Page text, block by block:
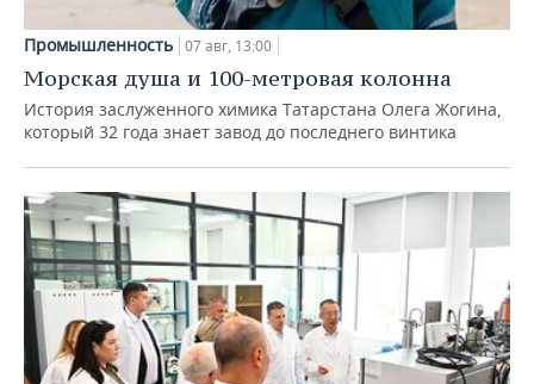
Промышленность 07 авг, 13:00
Морская душа и 100-метровая колонна
История заслуженного химика Татарстана Олега Жогина,
который 32 года знает завод до последнего винтика